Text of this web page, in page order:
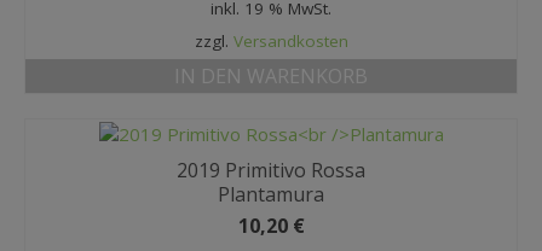
inkl. 19 % MwSt.
zzgl. Versandkosten
IN DEN WARENKORB
2019 Primitivo Rossa
Plantamura
10,20 €